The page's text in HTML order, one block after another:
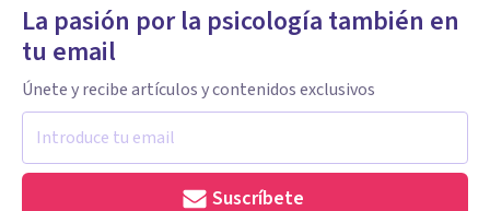
La pasión por la psicología también en
tu email
Únete y recibe artículos y contenidos exclusivos
Suscríbete